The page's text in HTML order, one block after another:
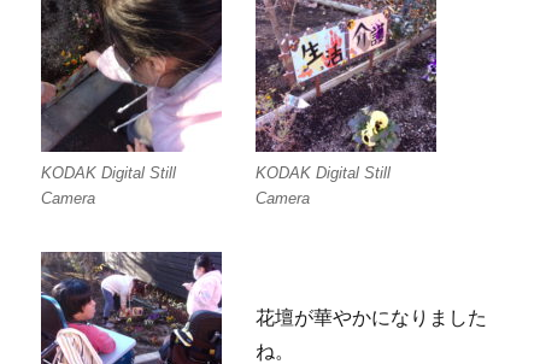
KODAK Digital Still
Camera
KODAK Digital Still
Camera
花壇が華やかになりました
ね。